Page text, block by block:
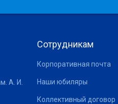
А. И.
Сотрудникам
Корпоративная почта
Наши юбиляры
Коллективный договор